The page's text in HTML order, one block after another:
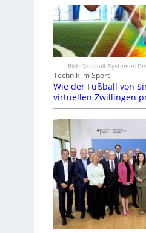
Bild: Dassault Systemes
Technik im Sport
Wie der Fußball von
virtuellen Zwillingen